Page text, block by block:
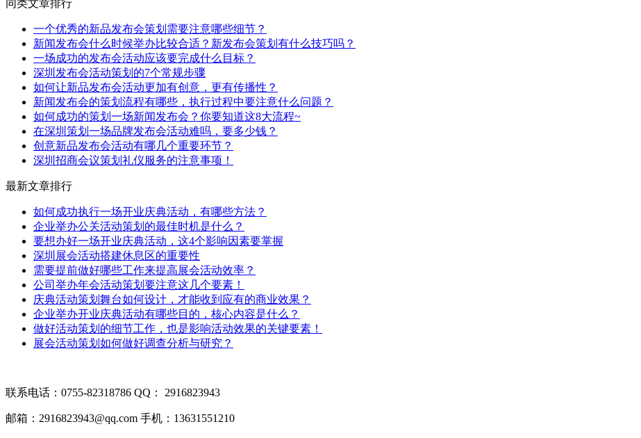
同类文章排行
一个优秀的新品发布会策划需要注意哪些细节？
新闻发布会什么时候举办比较合适？新发布会策划有什么技巧吗？
一场成功的发布会活动应该要完成什么目标？
深圳发布会活动策划的7个常规步骤
如何让新品发布会活动更加有创意，更有传播性？
新闻发布会的策划流程有哪些，执行过程中要注意什么问题？
如何成功的策划一场新闻发布会？你要知道这8大流程~
在深圳策划一场品牌发布会活动难吗，要多少钱？
创意新品发布会活动有哪几个重要环节？
深圳招商会议策划礼仪服务的注意事项！
最新文章排行
如何成功执行一场开业庆典活动，有哪些方法？
企业举办公关活动策划的最佳时机是什么？
要想办好一场开业庆典活动，这4个影响因素要掌握
深圳展会活动搭建休息区的重要性
需要提前做好哪些工作来提高展会活动效率？
公司举办年会活动策划要注意这几个要素！
庆典活动策划舞台如何设计，才能收到应有的商业效果？
企业举办开业庆典活动有哪些目的，核心内容是什么？
做好活动策划的细节工作，也是影响活动效果的关键要素！
展会活动策划如何做好调查分析与研究？
联系电话：0755-82318786 QQ： 2916823943
邮箱：2916823943@qq.com 手机：13631551210